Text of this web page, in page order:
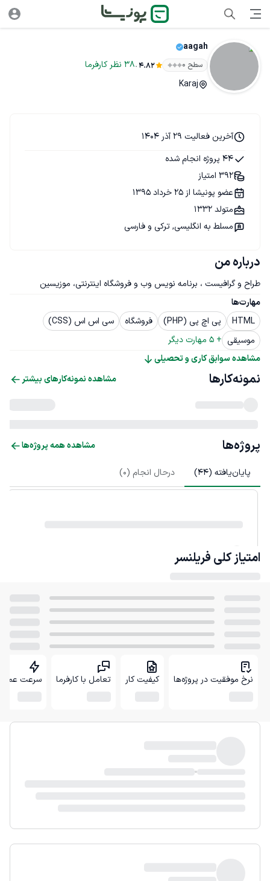
aagah
سطح ۰ 4.82
.
38 نظر کارفرما
Karaj
درباره من
طراح و گرافیست ، برنامه نویس وب و فروشگاه اینترنتی، موزیسین
مهارت‌ها
HTML
پی اچ پی (PHP) فروشگاه
سی اس اس (CSS)
موسیقی +
5 مهارت دیگر
مشاهده سوابق کاری و تحصیلی
آخرین فعالیت 29 آذر 1404
44 پروژه انجام شده
392 امتیاز
عضو پونیشا از 25 خرداد 1395
متولد 1332
مسلط به انگلیسی, ترکی و فارسی
نمونه‌کارها مشاهده نمونه‌کارهای بیشتر
پروژه‌ها مشاهده همه پروژه‌ها
پایان‌یافته (44
) درحال انجام (0
)
امتیاز کلی فریلنسر
نرخ موفقیت در پروژه‌ها کیفیت کار تعامل با کارفرما سرعت عمل